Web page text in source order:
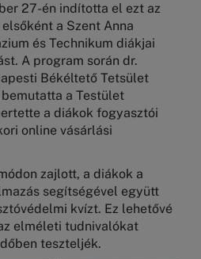
27-én indította el ezt az
a Szent Anna
és Technikum diákjai
A program során dr.
Békéltető Tetsület
a Testület
a diákok fogyasztói
online vásárlási
zajlott, a diákok a
segítségével együtt
kvízt. Ez lehetővé
elméleti tudnivalókat
teszteljék.